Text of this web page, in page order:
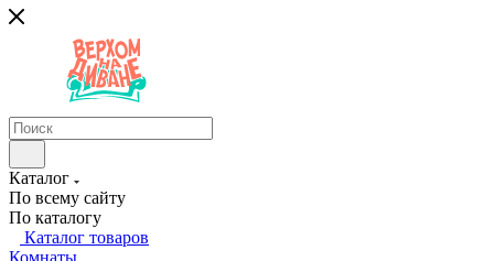
Каталог
По всему сайту
По каталогу
Каталог товаров
Комнаты